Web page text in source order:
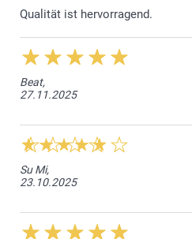
Qualität ist hervorragend.
Beat,
27.11.2025
Su Mi,
23.10.2025